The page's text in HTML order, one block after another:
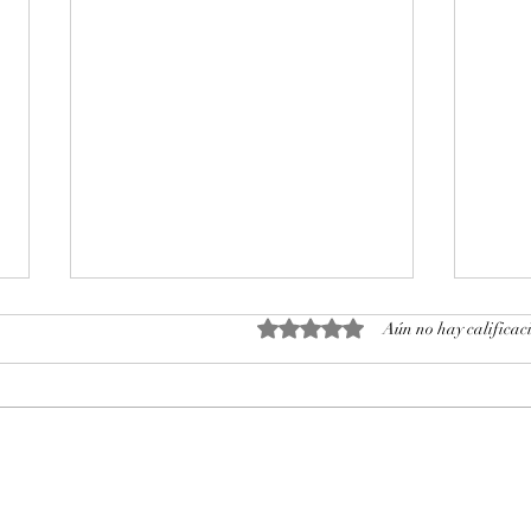
Obtuvo 0 de 5 estrellas.
Aún no hay